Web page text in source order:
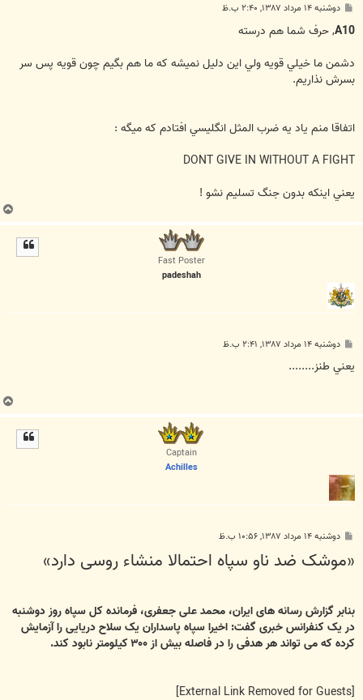
پ
ت
دوشنبه ۱۴ مرداد ۱۳۸۷, ۲:۴۰ ب.ظ
A10, حرف شما هم درسته
دشمن ما خيلي قويه ولي اين دليل نميشه که ما هم بگيم چون قويه پس سر
بسرش نذاريم.
اتفاقا منم ياد يه ضرب المثل انگليسي افتادم که ميگه :
DONT GIVE IN WITHOUT A FIGHT
يعني اينکه بدون جنگ تسليم نشو !
ب
ا
Fast Poster
padeshah
پ
ت
دوشنبه ۱۴ مرداد ۱۳۸۷, ۲:۴۱ ب.ظ
يعني طنز........
ب
ا
Captain
Achilles
پ
ت
دوشنبه ۱۴ مرداد ۱۳۸۷, ۱۰:۵۶ ب.ظ
«موشک ضد ناو سپاه احتمالا منشاء روسی دارد»
بنابر گزارش رسانه های ايران، محمد علی جعفری، فرمانده کل سپاه روز دوشنبه
در يک کنفرانس خبری گفت: اخيرا سپاه پاسداران يک سلاح دريايی را آزمايش
کرده که می تواند هر هدفی را در فاصله بيش از ۳۰۰ کيلومتر نابود کند.